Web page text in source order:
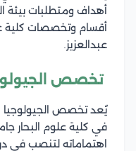
أهداف ومتطلبات بيئة
أقسام وتخصصات كلية
عبدالعزيز.
تخصص
يٌعد تخصص الجيولوجيا
في كلية علوم البحار
اهتماماته لتنصب في